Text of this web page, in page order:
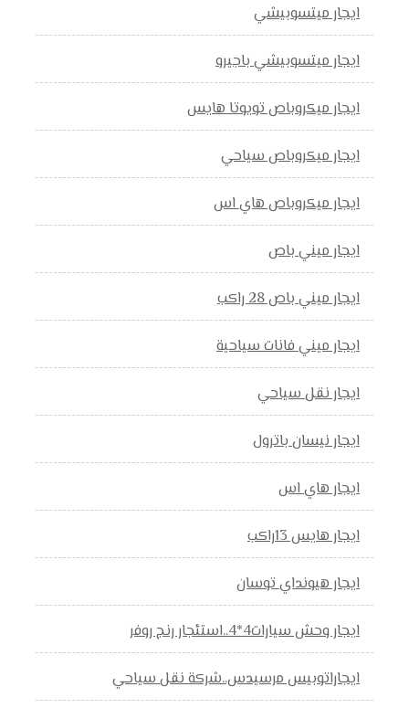
ايجار ميتسوبيشي
ايجار ميتسوبيشي باجيرو
ايجار ميكروباص تويوتا هايس
ايجار ميكروباص سياحي
ايجار ميكروباص هاي اس
ايجار ميني باص
ايجار ميني باص 28 راكب
ايجار ميني فانات سياحية
ايجار نقل سياحي
ايجار نيسان باترول
ايجار هاي اس
ايجار هايس 13راكب
ايجار هيونداي توسان
ايجار وحش سيارات4*4..استئجار رنج روفر
ايجاراتوبيس مرسيدس..شركة نقل سياحي